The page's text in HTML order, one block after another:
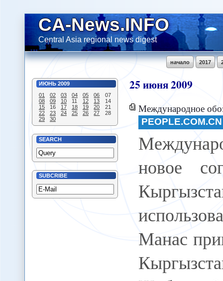
CA-News.INFO
Central Asia regional news digest
2017
начало
ИЮНЬ 2009
01
02 03 04 05 06
07
08
09 10 11 12 13
14
15
16 17 18 19 20
21
22
23 24 25 26 27
28
29
30
SEARCH
SUBCRIBE
25июня2009
Международное обозрение: новое соглашение между
PEOPLE.COM.CN
новое
Манас